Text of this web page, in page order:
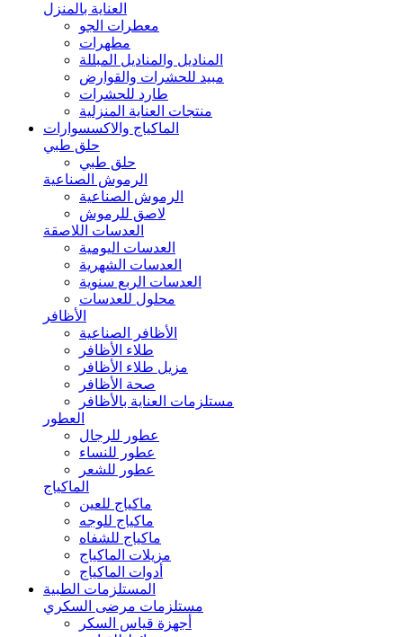
العناية بالمنزل
معطرات الجو
مطهرات
المناديل والمناديل المبللة
مبيد للحشرات والقوارض
طارد للحشرات
منتجات العناية المنزلية
الماكياج والاكسسوارات
حلق طبي
حلق طبي
الرموش الصناعية
الرموش الصناعية
لاصق للرموش
العدسات اللاصقة
العدسات اليومية
العدسات الشهرية
العدسات الربع سنوية
محلول للعدسات
الأظافر
الأظافر الصناعية
طلاء الأظافر
مزيل طلاء الأظافر
صحة الأظافر
مستلزمات العناية بالأظافر
العطور
عطور للرجال
عطور للنساء
عطور للشعر
الماكياج
ماكياج للعين
ماكياج للوجه
ماكياج للشفاه
مزيلات الماكياج
أدوات الماكياج
المستلزمات الطبية
مستلزمات مرضى السكري
أجهزة قياس السكر